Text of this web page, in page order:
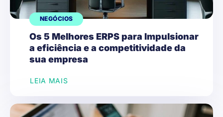
NEGÓCIOS
Os 5 Melhores ERPS para Impulsionar
a eficiência e a competitividade da
sua empresa
LEIA MAIS